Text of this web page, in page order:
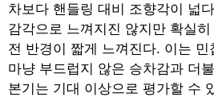
차보다 핸들링 대비 조향각이 넓
감각으로 느껴지진 않지만 확실
전 반경이 짧게 느껴진다. 이는
마냥 부드럽지 않은 승차감과 더
본기는 기대 이상으로 평가할 수